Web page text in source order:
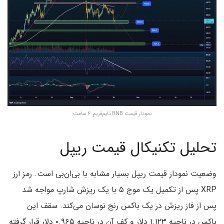
نمودار قیمت BNB تایم‌فریم ۴ ساعت
تحلیل تکنیکال قیمت ریپل
وضعیت نمودار قیمت ریپل بسیار مشابه با بی‌ان‌بی است. رمز ارز
XRP پس از تکمیل یک موج ۵ با یک ریزش شارپ مواجه شد
پس از فاز ریزش در یک باکس رنج نوسان می‌کند. سقف این